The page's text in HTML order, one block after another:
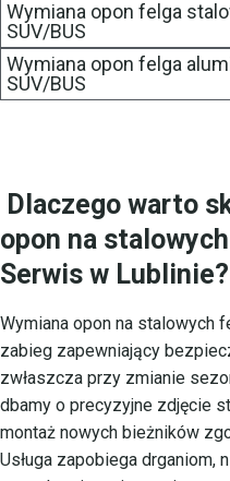
Wymiana opon felga
SUV/BUS
Wymiana opon felga
SUV/BUS
Dlaczego warto
opon na
Serwis w Lublinie?
Wymiana opon na stalowych
zabieg zapewniający
zwłaszcza przy zmianie
dbamy o precyzyjne zdjęcie
montaż nowych bieżników
Usługa zapobiega drganiom,